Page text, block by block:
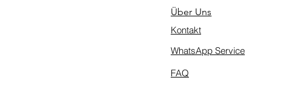
Über Uns
Kontakt
WhatsApp Service
FAQ